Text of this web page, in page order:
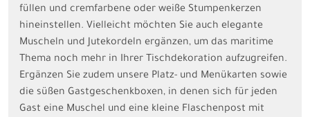
füllen und cremfarbene oder weiße Stumpenkerzen
hineinstellen. Vielleicht möchten Sie auch elegante
Muscheln und Jutekordeln ergänzen, um das maritime
Thema noch mehr in Ihrer Tischdekoration aufzugreifen.
Ergänzen Sie zudem unsere Platz- und Menükarten sowie
die süßen Gastgeschenkboxen, in denen sich für jeden
Gast eine Muschel und eine kleine Flaschenpost mit